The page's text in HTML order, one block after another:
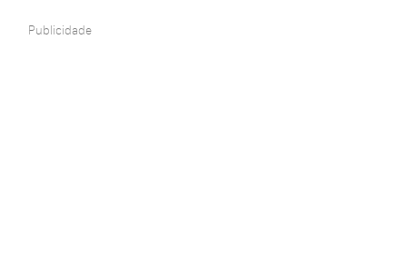
Publicidade